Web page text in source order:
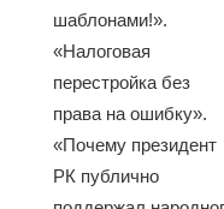
шаблонами!».
«Налоговая
перестройка без
права на ошибку».
«Почему президент
РК публично